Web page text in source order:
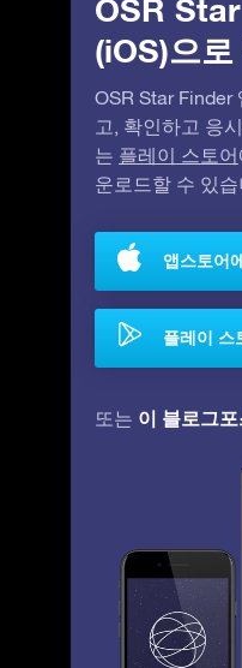
OSR
(iOS)으
OSR Star Finder
고, 확인하고 응
는 플레이 스토어
운로드할 수 있습
앱스토어
플레이 스
또는 이 블로그